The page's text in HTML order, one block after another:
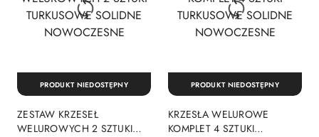
ZESTAW KRZESEŁ
WELUROWYCH 2 SZTUKI
PRODUKT NIEDOSTĘPNY
KRZESŁA WELUROWE
KOMPLET 4 SZTUKI
PRODUKT NIEDOSTĘPNY